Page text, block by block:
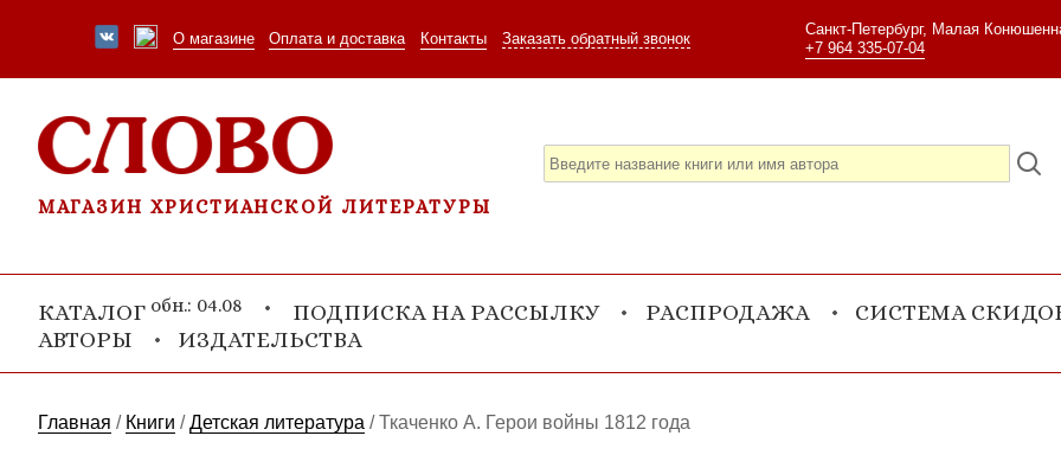
О магазине Оплата и доставка Контакты Заказать обратный звонок
Санкт-Петербург, Малая
+7 964 335-07-04
МАГАЗИН ХРИСТИАНСКОЙ ЛИТЕРАТУРЫ
КАТАЛОГ обн.: 04.08 ПОДПИСКА НА РАССЫЛКУ РАСПРОДАЖА
СИСТЕМА
АВТОРЫ
ИЗДАТЕЛЬСТВА
Главная / Книги /Детская литература /Ткаченко А. Герои войны 1812 года